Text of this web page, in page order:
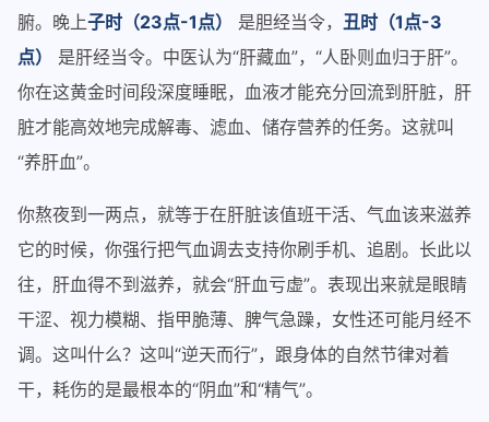
腑。晚上子时（23点-1点） 是胆经当令， 丑时（1点-3
点）
是肝经当令。中医认为“肝藏血”，“人卧则血归于肝”。
你在这黄金时间段深度睡眠，血液才能充分回流到肝脏，肝
脏才能高效地完成解毒、滤血、储存营养的任务。这就叫
“养肝血”。
你熬夜到一两点，就等于在肝脏该值班干活、气血该来滋养
它的时候，你强行把气血调去支持你刷手机、追剧。长此以
往，肝血得不到滋养，就会“肝血亏虚”。表现出来就是眼睛
干涩、视力模糊、指甲脆薄、脾气急躁，女性还可能月经不
调。这叫什么？这叫“逆天而行”，跟身体的自然节律对着
干，耗伤的是最根本的“阴血”和“精气”。